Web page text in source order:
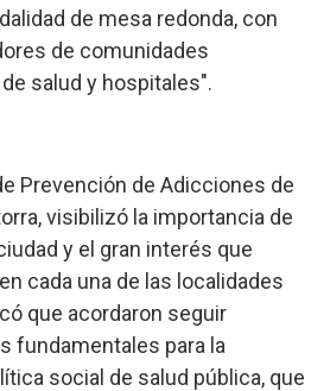
de mesa redonda, con
de comunidades
salud y hospitales".
Prevención de Adicciones de
visibilizó la importancia de
y el gran interés que
cada una de las localidades
que acordaron seguir
fundamentales para la
social de salud pública, que